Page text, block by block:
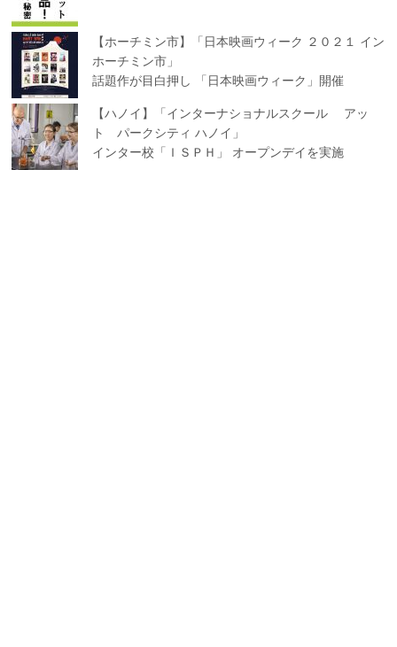
【ホーチミン市】「日本映画ウィーク ２０２１ イン
ホーチミン市」
話題作が目白押し 「日本映画ウィーク」開催
【ハノイ】「インターナショナルスクール アッ
ト パークシティ ハノイ」
インター校「ＩＳＰＨ」 オープンデイを実施